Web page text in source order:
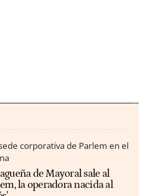
de Mayoral sale al
la operadora nacida al